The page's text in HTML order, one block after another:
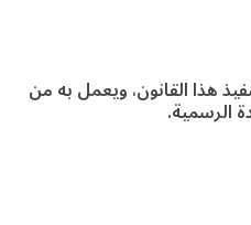
هذا القانون، ويعمل به من
الرسمية.